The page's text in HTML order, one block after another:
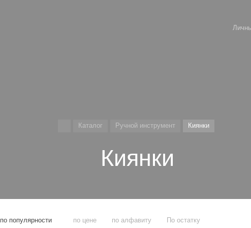
Каталог Ручной инструмент Киянки
Киянки
по популярности по цене по алфавиту По остатку